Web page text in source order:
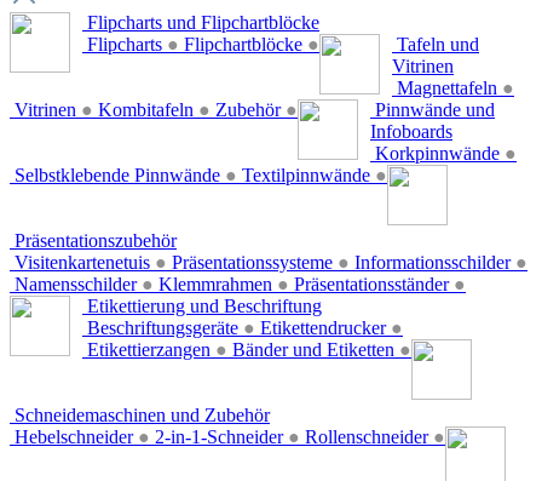
Flipcharts und Flipchartblöcke
Flipcharts ● Flipchartblöcke ●
Tafeln und
Vitrinen
Magnettafeln ●
Vitrinen ● Kombitafeln ● Zubehör ●
Pinnwände und
Infoboards
Korkpinnwände ●
Selbstklebende Pinnwände ● Textilpinnwände ●
Präsentationszubehör
Visitenkartenetuis ● Präsentationssysteme ● Informationsschilder ●
Namensschilder ● Klemmrahmen ● Präsentationsständer ●
Etikettierung und Beschriftung
Beschriftungsgeräte ● Etikettendrucker ●
Etikettierzangen ● Bänder und Etiketten ●
Schneidemaschinen und Zubehör
Hebelschneider ● 2-in-1-Schneider ● Rollenschneider ●